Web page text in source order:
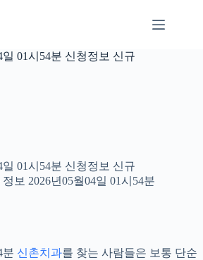
01시54분 신청정보 신규
01시54분 신청정보 신규
보 2026년05월04일 01시54분
분 신촌치과를 찾는 사람들은 보통 단순